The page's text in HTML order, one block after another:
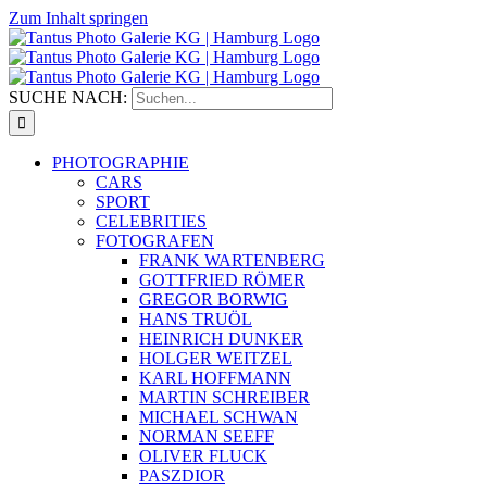
Zum Inhalt springen
SUCHE NACH:
PHOTOGRAPHIE
CARS
SPORT
CELEBRITIES
FOTOGRAFEN
FRANK WARTENBERG
GOTTFRIED RÖMER
GREGOR BORWIG
HANS TRUÖL
HEINRICH DUNKER
HOLGER WEITZEL
KARL HOFFMANN
MARTIN SCHREIBER
MICHAEL SCHWAN
NORMAN SEEFF
OLIVER FLUCK
PASZDIOR